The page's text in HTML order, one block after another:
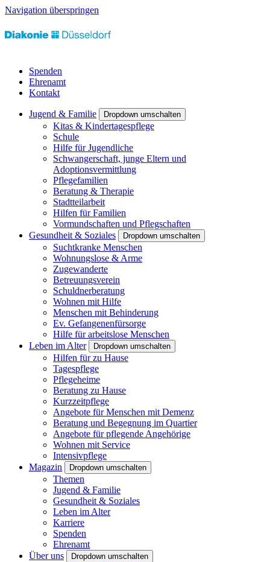
Navigation überspringen
Spenden
Ehrenamt
Kontakt
Jugend & Familie Dropdown umschalten
Kitas & Kindertagespflege
Schule
Hilfe für Jugendliche
Schwangerschaft, junge Eltern und
Adoptionsvermittlung
Pflegefamilien
Beratung & Therapie
Stadtteilarbeit
Hilfen für Familien
Vormundschaften und Pflegschaften
Gesundheit & Soziales
Dropdown umschalten
Suchtkranke Menschen
Wohnungslose & Arme
Zugewanderte
Betreuungsverein
Schuldnerberatung
Wohnen mit Hilfe
Menschen mit Behinderung
Ev. Gefangenenfürsorge
Hilfe für arbeitslose Menschen
Leben im Alter
Dropdown umschalten
Hilfen für zu Hause
Tagespflege
Pflegeheime
Beratung zu Hause
Kurzzeitpflege
Angebote für Menschen mit Demenz
Beratung und Begegnung im Quartier
Angebote für pflegende Angehörige
Wohnen mit Service
Intensivpflege
Magazin
Dropdown umschalten
Themen
Jugend & Familie
Gesundheit & Soziales
Leben im Alter
Karriere
Spenden
Ehrenamt
Über uns
Dropdown umschalten